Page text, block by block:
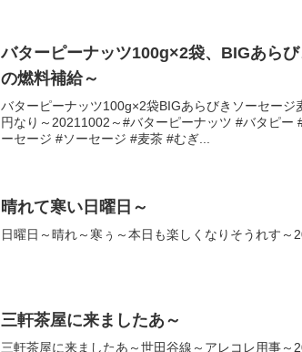
バターピーナッツ100g×2袋、BIGあら
の燃料補給～
バターピーナッツ100g×2袋BIGあらびきソーセー
円なり～20211002～#バターピーナッツ #バタピー
ーセージ #ソーセージ #麦茶 #むぎ...
晴れて寒い日曜日～
日曜日～晴れ～寒ぅ～本日も楽しくなりそうれす
三軒茶屋に来ましたあ～
三軒茶屋に来ましたあ～世田谷線～アレコレ用事